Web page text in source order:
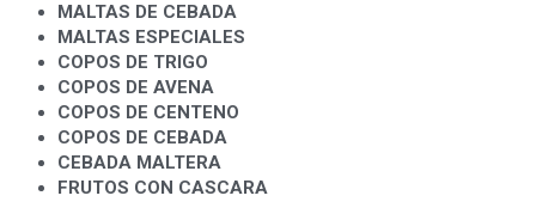
MALTAS DE CEBADA
MALTAS ESPECIALES
COPOS DE TRIGO
COPOS DE AVENA
COPOS DE CENTENO
COPOS DE CEBADA
CEBADA MALTERA
FRUTOS CON CASCARA